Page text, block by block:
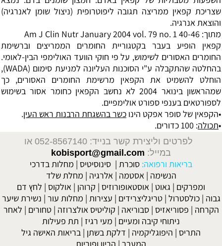
שצריכת קפאין ממריצה תגובה ליפוטרופית (ניצול שומן לאנרגיה)
והוצאת אנרגיה.
מתוך: Am J Clin Nutr January 2004 vol. 79 no. 1 40-46
קפאין הופיע בעבר בקטגוריית החומרים הממריצים וברשימת
החומרים האסורים לשימוש, על פי חוקי הוועד האולימפי הבין-לאומי.
בהחלטה שהתקבלה ע"י הסוכנות העליונה למניעת סימום (WADA),
הוחלט להשמיט את הקפאין מרשימת החומרים האסורים, כך
שמהראשון בינואר 2004 לא נחשב הקפאין כחומר אסור בשימוש
לספורטאים בענפי ספורט אולימפיים.
•הקפאין של סופר אפקט הינו כשר בהשגחת הרבנות ראש העין.
•תכולה: 100 כדורים.
לפרטים וליצירת קשר בנייד: 052-8567140
או
במייל: kobisport@gmail.com
בריאות ורפואה: סוכרת | סינוסיטיס | מחלות בדרכי
הנשימה | אסטמה | אלרגיה | מחלת שלד
ומפרקים | גאוט | אוסטאופורוזיס | קרוהן | אולקוס | לחץ דם
גבוה |כולסטרול |טריגליצרידים | עצירות | מחלות עור | נשירת שיער
הקרחה | פסוריאזיס |סבוריאה | קוליטיס אולצרוזה |טחורים | לאחר
ניתוחי קיבה ומעיים | מעי רגיז | תת פעילות
התריס | היפוגליקמיה | דלקת בשתן | בריאות האישה גיל
המעבר | הריון ופוריות